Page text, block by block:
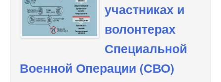
участниках и
волонтерах
Специальной
Военной Операции (СВО)